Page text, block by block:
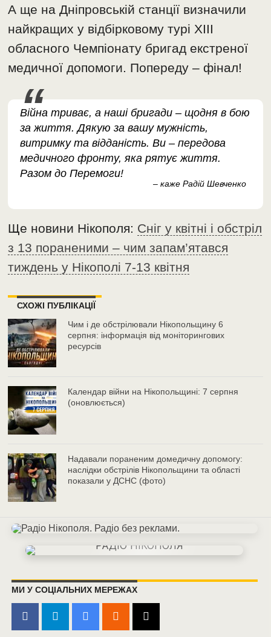
А ще на Дніпровській станції визначили
найкращих у відбірковому турі ХIII
обласного Чемпіонату бригад екстреної
медичної допомоги. Попереду – фінал!
Війна триває, а наші бригади – щодня в бою
за життя. Дякую за вашу мужність,
витримку та відданість. Ви – передова
медичного фронту, яка рятує життя.
Разом до Перемоги!
– каже Радій Шевченко
Ще новини Нікополя: Сніг у квітні і обстріл
з 13 пораненими – чим запам’ятався
тиждень у Нікополі 7-13 квітня
СХОЖІ ПУБЛІКАЦІЇ
Чим і де обстрілювали Нікопольщину 6
серпня: інформація від моніторингових
ресурсів
Календар війни на Нікопольщині: 7 серпня
(оновлюється)
Надавали пораненим домедичну допомогу:
наслідки обстрілів Нікопольщини та області
показали у ДСНС (фото)
МИ У СОЦІАЛЬНИХ МЕРЕЖАХ